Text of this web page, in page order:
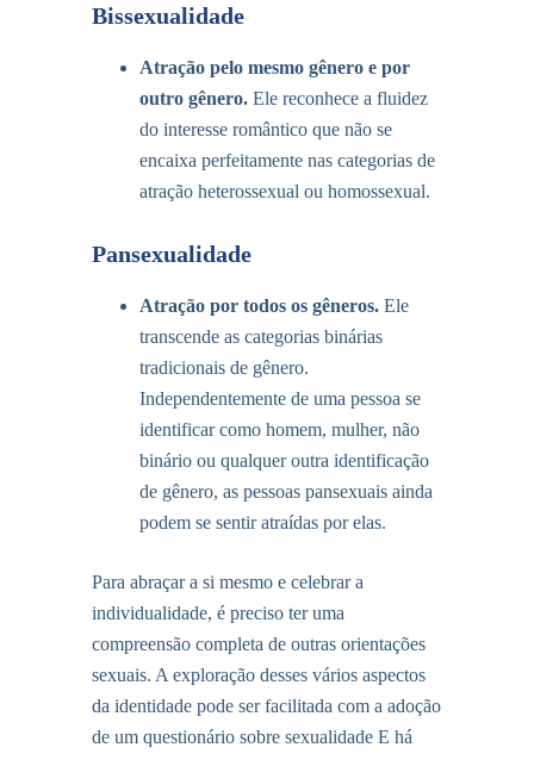
Bissexualidade
Atração pelo mesmo gênero e por
outro gênero.Ele reconhece a fluidez
do interesse romântico que não se
encaixa perfeitamente nas categorias de
atração heterossexual ou homossexual.
Pansexualidade
Atração por todos os gêneros.Ele
transcende as categorias binárias
tradicionais de gênero.
Independentemente de uma pessoa se
identificar como homem, mulher, não
binário ou qualquer outra identificação
de gênero, as pessoas pansexuais ainda
podem se sentir atraídas por elas.
Para abraçar a si mesmo e celebrar a
individualidade, é preciso ter uma
compreensão completa de outras orientações
sexuais. A exploração desses vários aspectos
da identidade pode ser facilitada com a adoção
de umquestionário sobre sexualidade E há